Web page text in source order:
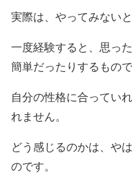
実際は、やってみない
一度経験すると、思っ
簡単だったりするもので
自分の性格に合ってい
れません。
どう感じるのかは、や
のです。